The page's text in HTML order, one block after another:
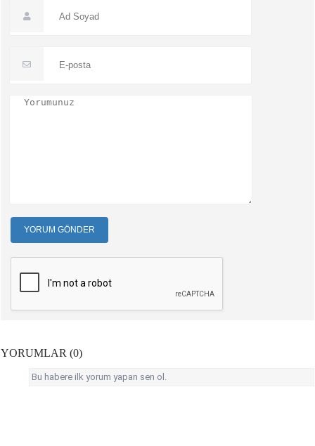
YORUM GÖNDER
YORUMLAR (0)
Bu habere ilk yorum yapan sen ol.